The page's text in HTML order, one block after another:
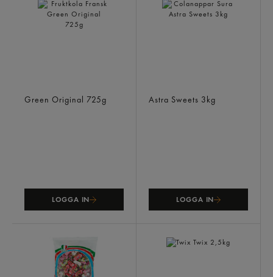
Green Original 725g
LOGGA IN
Astra Sweets 3kg
LOGGA IN